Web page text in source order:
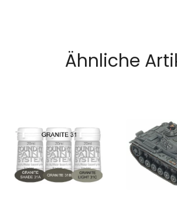
Ähnliche